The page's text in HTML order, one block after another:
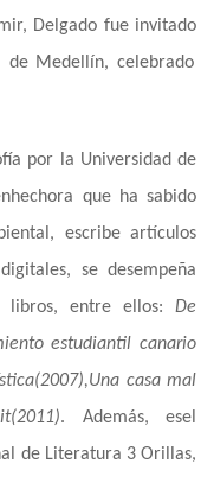
Delgado fue invitado
de Medellín, celebrado
por la Universidad de
que ha sabido
escribe artículos
se desempeña
libros, entre ellos:De
estudiantil canario
(2007),Una casa mal
(2011). Además, esel
de Literatura 3 Orillas,